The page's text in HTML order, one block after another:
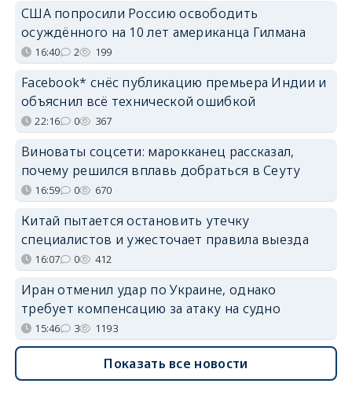
США попросили Россию освободить
осуждённого на 10 лет американца Гилмана
16:40 2 199
Facebook* снёс публикацию премьера Индии и
объяснил всё технической ошибкой
22:16 0 367
Виноваты соцсети: марокканец рассказал,
почему решился вплавь добраться в Сеуту
16:59 0 670
Китай пытается остановить утечку
специалистов и ужесточает правила выезда
16:07 0 412
Иран отменил удар по Украине, однако
требует компенсацию за атаку на судно
15:46 3 1193
Показать все новости